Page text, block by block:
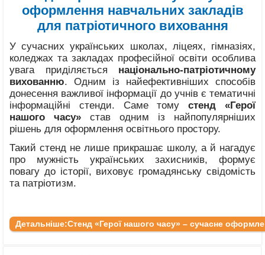
оформлення навчальних закладів
для патріотичного виховання
У сучасних українських школах, ліцеях, гімназіях,
коледжах та закладах професійної освіти особлива
увага приділяється національно-патріотичному
вихованню. Одним із найефективніших способів
донесення важливої інформації до учнів є тематичні
інформаційні стенди. Саме тому стенд «Герої
нашого часу» став одним із найпопулярніших
рішень для оформлення освітнього простору.
Такий стенд не лише прикрашає школу, а й нагадує
про мужність українських захисників, формує
повагу до історії, виховує громадянську свідомість
та патріотизм.
Детальніше:Стенд «Герої нашого часу» – сучасне